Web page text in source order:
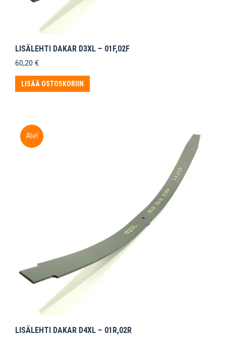
LISÄLEHTI DAKAR D3XL – 01F,02F
60,20 €
LISÄÄ OSTOSKORIIN
Ale!
LISÄLEHTI DAKAR D4XL – 01R,02R